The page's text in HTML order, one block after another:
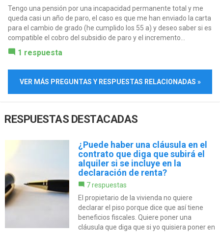
Tengo una pensión por una incapacidad permanente total y me
queda casi un año de paro, el caso es que me han enviado la carta
para el cambio de grado (he cumplido los 55 a) y deseo saber si es
compatible el cobro del subsidio de paro y el incremento...
1 respuesta
VER MÁS PREGUNTAS Y RESPUESTAS RELACIONADAS »
RESPUESTAS DESTACADAS
¿Puede haber una cláusula en el
contrato que diga que subirá el
alquiler si se incluye en la
declaración de renta?
7 respuestas
El propietario de la vivienda no quiere
declarar el piso porque dice que así tiene
beneficios fiscales. Quiere poner una
cláusula que diga que si yo quisiera poner en